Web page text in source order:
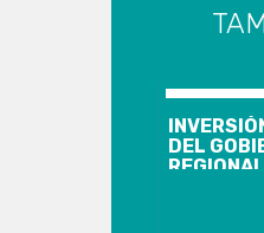
DEL
REGIONAL